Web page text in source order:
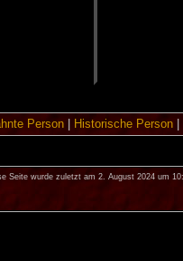
Person| Historische Person|
Seite wurde zuletzt am 2. August 2024 um